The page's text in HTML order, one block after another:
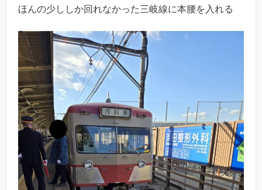
ほんの少ししか回れなかった三岐線に本腰を入れる